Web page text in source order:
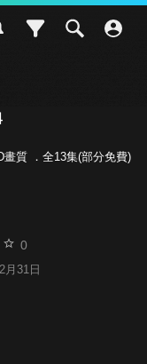
畫質 ．全13集(部分免費)
0
月31日